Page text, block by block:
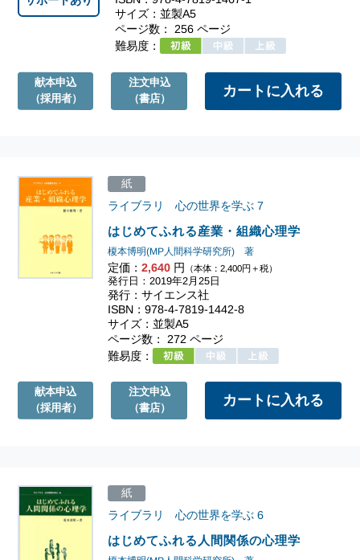
サイズ：並製A5
ページ数： 256 ページ
難易度：
献本申込
（採用者）
注文申込
（書店）
はじめてふれる産業・組織心理学
ライブラリ 心の世界を学ぶ 7
榎本博明(MP人間科学研究所) 著
定価：2,640 円 （本体：2,400円＋税）
紙
発行日：2019年2月25日
発行：サイエンス社
ISBN：978-4-7819-1442-8
サイズ：並製A5
ページ数： 272 ページ
難易度：
献本申込
（採用者）
注文申込
（書店）
はじめてふれる人間関係の心理学
ライブラリ 心の世界を学ぶ 6
紙